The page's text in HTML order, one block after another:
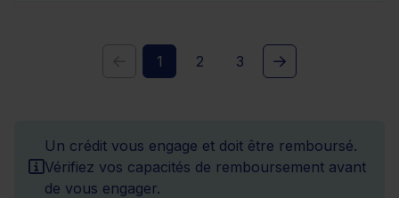
1 2 3
Un crédit vous engage et doit être remboursé.
Vérifiez vos capacités de remboursement avant
de vous engager.